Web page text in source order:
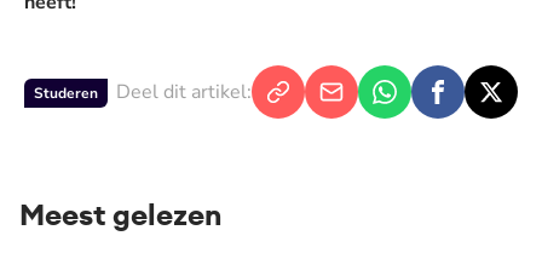
Studeren Deel dit artikel:
Meest gelezen